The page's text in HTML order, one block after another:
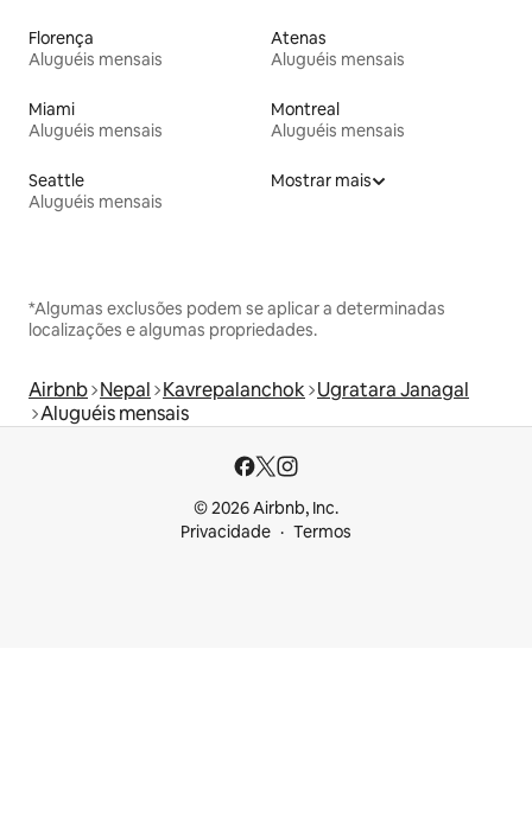
Florença
Aluguéis mensais
Atenas
Aluguéis mensais
Miami
Aluguéis mensais
Montreal
Aluguéis mensais
Seattle
Aluguéis mensais
Mostrar mais
*Algumas exclusões podem se aplicar a determinadas
localizações e algumas propriedades.
Airbnb Nepal Kavrepalanchok Ugratara Janagal
Aluguéis mensais
© 2026 Airbnb, Inc.
Privacidade
Termos